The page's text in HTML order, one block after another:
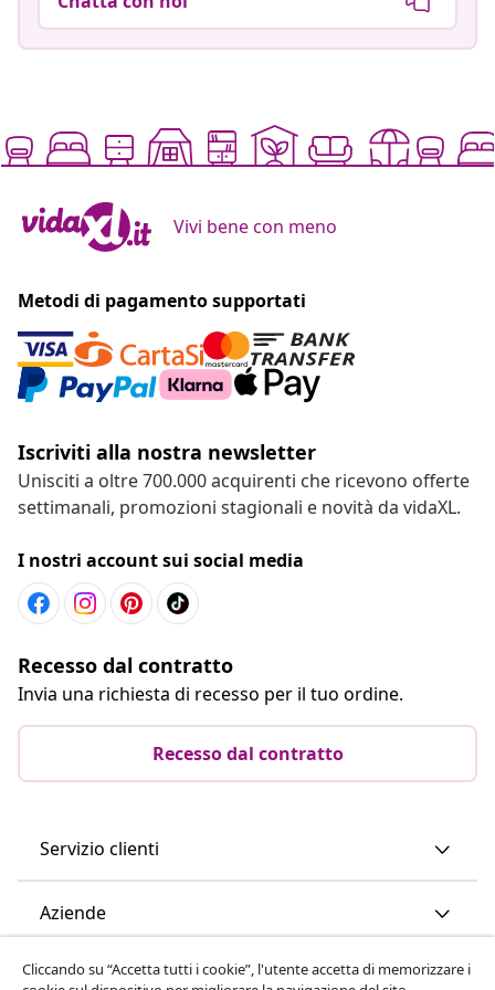
Vivi bene con meno
Metodi di pagamento supportati
Iscriviti alla nostra newsletter
Unisciti a oltre 700.000 acquirenti che ricevono offerte
settimanali, promozioni stagionali e novità da vidaXL.
I nostri account sui social media
Recesso dal contratto
Invia una richiesta di recesso per il tuo ordine.
Recesso dal contratto
Servizio clienti
Aziende
vidaXL
Cliccando su “Accetta tutti i cookie”, l'utente accetta di memorizzare i